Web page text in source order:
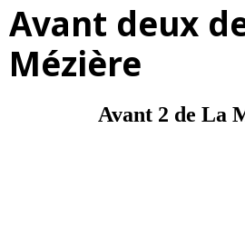
Avant deux
Mézière
Avant 2 de La